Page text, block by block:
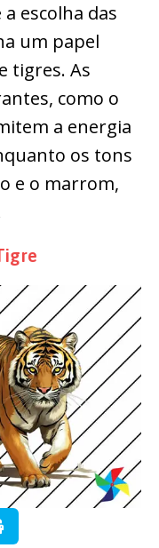
escolha das
um papel
tigres. As
como o
a energia
os tons
e o marrom,